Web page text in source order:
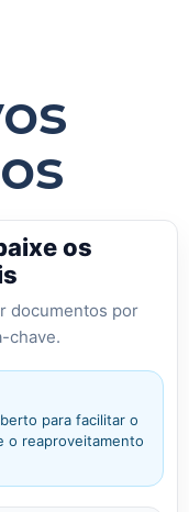
os
documentos por
chave.
para facilitar o
o reaproveitamento